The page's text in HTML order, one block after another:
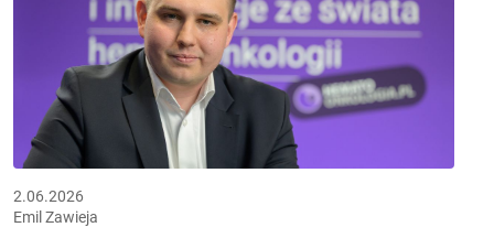
2.06.2026
Emil Zawieja